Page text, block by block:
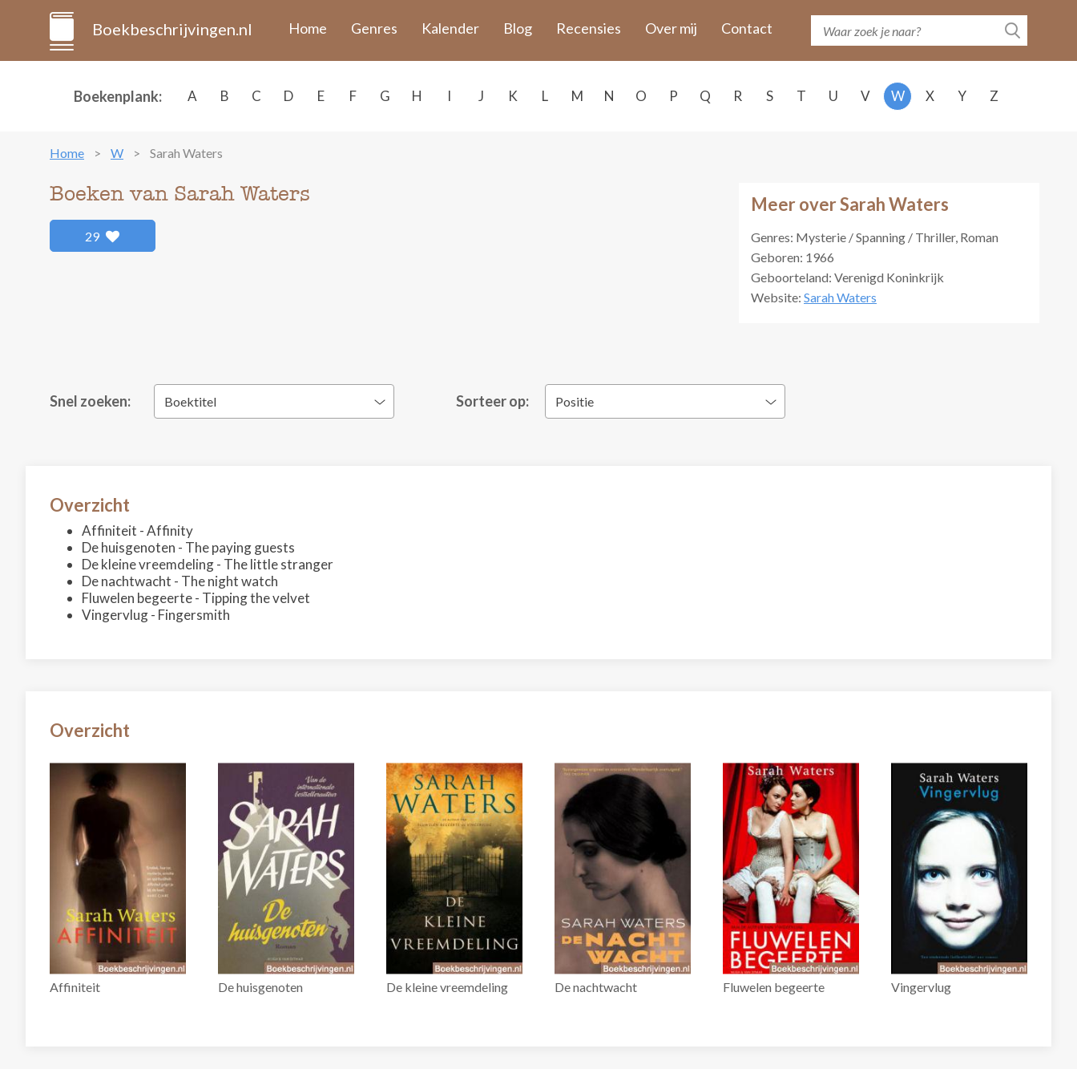
Boekbeschrijvingen.nl Home Genres Kalender Blog Recensies Over mij Contact
Boekenplank: A B C D E F G H I J K L M N O P Q R S T U V W X Y Z
Home W Sarah Waters
Meer over Sarah Waters
Genres: Mysterie / Spanning / Thriller, Roman
Geboren: 1966
Geboorteland: Verenigd Koninkrijk
Website: Sarah Waters
Boeken van Sarah Waters
29
Snel zoeken: Boektitel Sorteer op: Positie
Overzicht
Affiniteit - Affinity
De huisgenoten - The paying guests
De kleine vreemdeling - The little stranger
De nachtwacht - The night watch
Fluwelen begeerte - Tipping the velvet
Vingervlug - Fingersmith
Overzicht
Affiniteit De huisgenoten De kleine vreemdeling De nachtwacht Fluwelen begeerte Vingervlug